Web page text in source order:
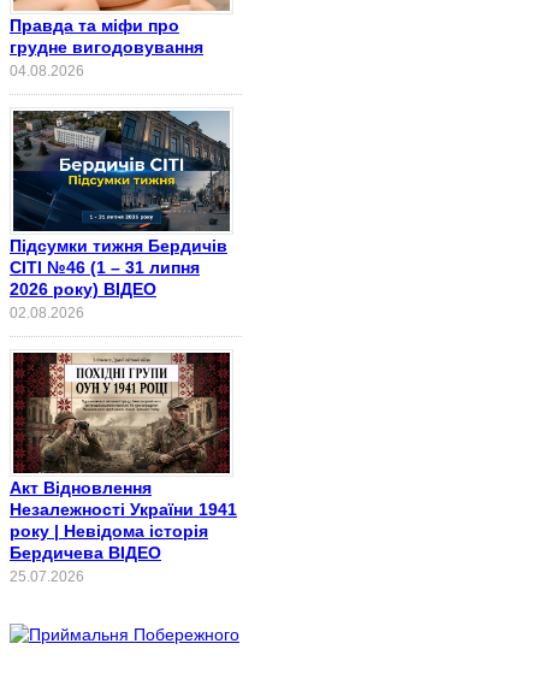
Правда та міфи про
грудне вигодовування
04.08.2026
Підсумки тижня Бердичів
СІТІ №46 (1 – 31 липня
2026 року) ВІДЕО
02.08.2026
Акт Відновлення
Незалежності України 1941
року | Невідома історія
Бердичева ВІДЕО
25.07.2026